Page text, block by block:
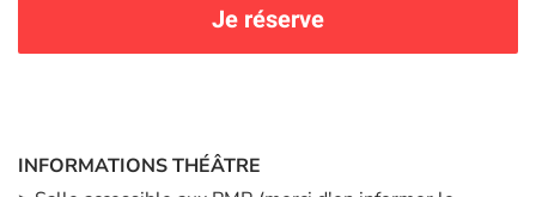
Je réserve
INFORMATIONS THÉÂTRE